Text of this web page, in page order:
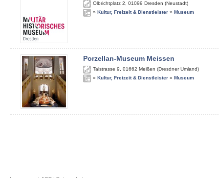
Olbrichtplatz 2 01099 Dresden (Neustadt)
» Kultur, Freizeit & Dienstleister » Museum
Porzellan-Museum Meissen
Talstrasse 9 01662 Meißen (Dresdner Umland)
» Kultur, Freizeit & Dienstleister » Museum